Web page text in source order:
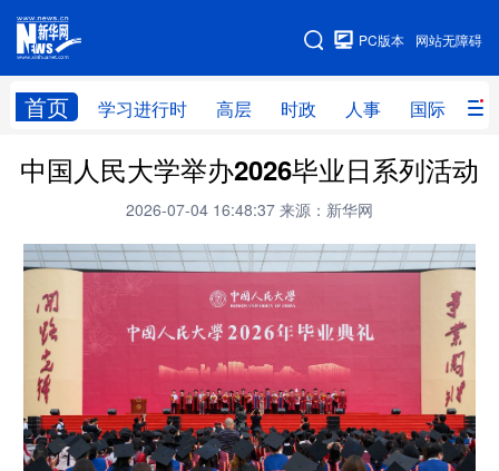
网站无障碍
PC版本
首页 学习进行时 高层 时政 人事 国际 财
网站地图
学习进行时 高层 时政 人事
财经 网评
台湾 思客智库 全球连线 教育
量子
文化
访谈 视频 图片
法律 中央文件 金融 汽车
中国人民大学举办2026毕业日系列活动
2026-07-04 16:48:37 来源：新华网